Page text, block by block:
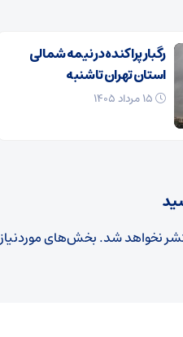
رگبار پراکنده در نیمه شمالی
استان تهران تا شنبه
نخواهد شد.بخش‌های